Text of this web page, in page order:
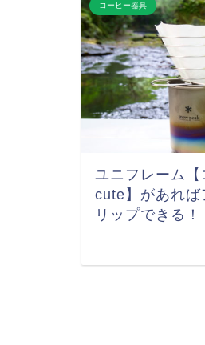
コーヒー器具
ユニフレーム【
cute】があれば
リップできる！